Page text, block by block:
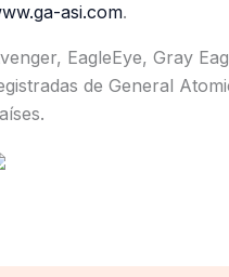
asi.com.
EagleEye, Gray
de General